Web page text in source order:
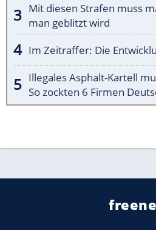
Mit diesen Strafen muss
man geblitzt wird
Im Zeitraffer: Die
Illegales Asphalt-Kartell
So zockten 6 Firmen